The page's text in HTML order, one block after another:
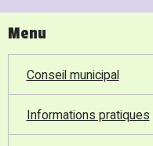
Menu
Conseil municipal
Informations pratiques